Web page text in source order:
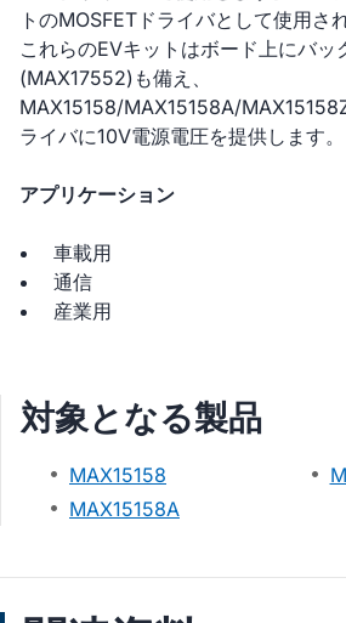
トのMOSFETドライバとして使用さ
これらのEVキットはボード上にバッ
(MAX17552)も備え、
MAX15158/MAX15158A/
ライバに10V電源電圧を提供します。
アプリケーション
車載用
通信
産業用
対象となる製品
MAX15158
MAX15158A